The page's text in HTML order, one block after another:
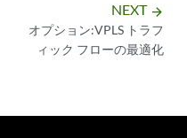
NEXT arrow_forward
オプション:VPLS トラフ
ィック フローの最適化